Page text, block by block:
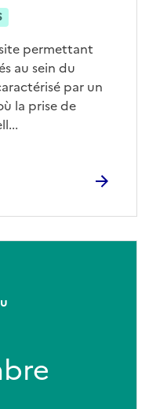
permettant
au sein du
par un
la prise de